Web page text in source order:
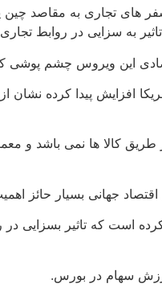
های تجاری به مقاصد
به سزایی در روابط
این ویروس چشم پوشی
پیدا کرده نشان از
کالا ها نمی باشد و
جهانی بسیار حائز
است که در آمدی 357 میلیارد دلاری نصیب
سهام در بورس.